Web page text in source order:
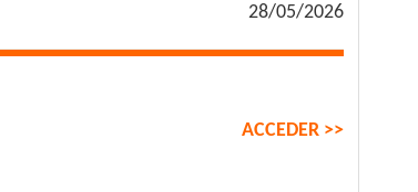
28/05/2026
ACCEDER >>